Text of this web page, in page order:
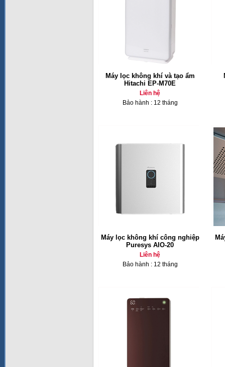
Máy lọc không khí và tạo ẩm
Hitachi EP-M70E
Liên hệ
Bảo hành : 12 tháng
Máy lọc không khí công nghiệp
Puresys AIO-20
Liên hệ
Bảo hành : 12 tháng